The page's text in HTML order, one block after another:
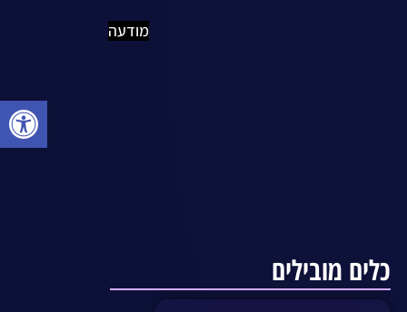
מודעה
כלים מובילים
פתח